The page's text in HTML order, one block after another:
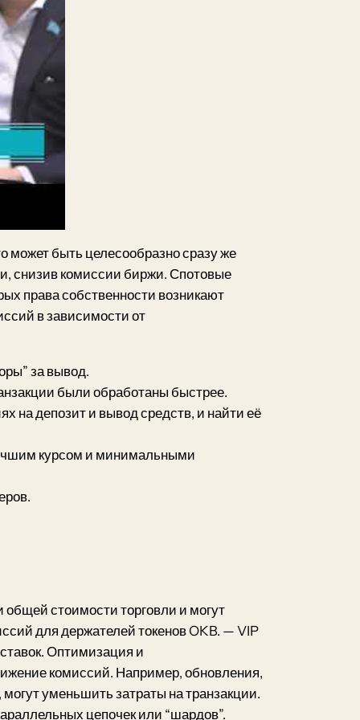
может быть целесообразно сразу же
снизив комиссии биржи. Спотовые
права собственности возникают
в зависимости от
за вывод.
были обработаны быстрее.
на депозит и вывод средств, и найти её
курсом и минимальными
стоимости торговли и могут
для держателей токенов OKB. — VIP
Оптимизация и
комиссий. Например, обновления,
уменьшить затраты на транзакции.
цепочек или “шардов”.